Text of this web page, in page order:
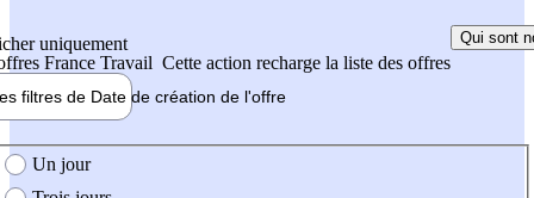
uniquement
France Travail Cette action recharge la liste des offres
Qui sont
filtres de Date de création de l'offre
création de l'offre
Un jour